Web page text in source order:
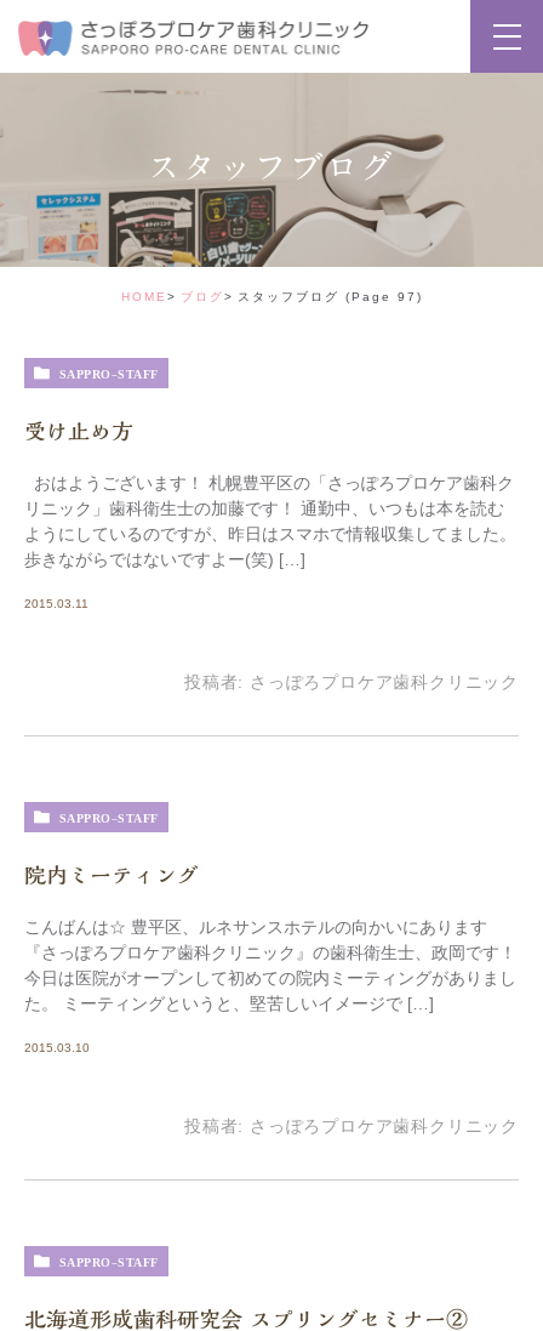
スタッフブログ
HOME ブログ スタッフブログ (Page 97)
SAPPRO-STAFF
受け止め方
おはようございます！ 札幌豊平区の「さっぽろプロケア歯科ク
リニック」歯科衛生士の加藤です！ 通勤中、いつもは本を読む
ようにしているのですが、昨日はスマホで情報収集してました。
歩きながらではないですよー(笑) […]
2015.03.11
投稿者: さっぽろプロケア歯科クリニック
SAPPRO-STAFF
院内ミーティング
こんばんは☆ 豊平区、ルネサンスホテルの向かいにあります
『さっぽろプロケア歯科クリニック』の歯科衛生士、政岡です！
今日は医院がオープンして初めての院内ミーティングがありまし
た。 ミーティングというと、堅苦しいイメージで […]
2015.03.10
投稿者: さっぽろプロケア歯科クリニック
SAPPRO-STAFF
北海道形成歯科研究会 スプリングセミナー②